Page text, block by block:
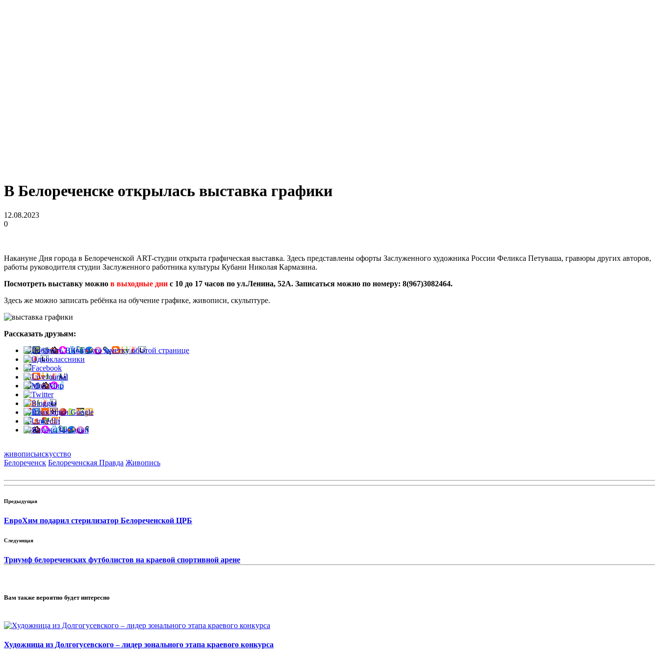
В Белореченске открылась выставка графики
12.08.2023
0
Накануне Дня города в Белореченской ART-студии открыта графическая выставка. Здесь представлены офорты Заслуженного художника России Феликса Петуваша, гравюры других авторов,
работы руководителя студии Заслуженного работника культуры Кубани Николая Кармазина.
Посмотреть выставку можно в выходные дни с 10 до 17 часов по ул.Ленина, 52А. Записаться можно по номеру: 8(967)3082464.
Здесь же можно записать ребёнка на обучение графике, живописи, скульптуре.
Рассказать друзьям:
живописьискусство
Белореченск Белореченская Правда Живопись
Предыдущая
ЕвроХим подарил стерилизатор Белореченской ЦРБ
Следующая
Триумф белореченских футболистов на краевой спортивной арене
Вам также вероятно будет интересно
Художница из Долгогусевского – лидер зонального этапа краевого конкурса